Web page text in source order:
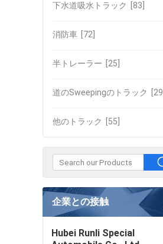
下水道吸水トラック [83]
消防車 [72]
半トレーラー [25]
道のSweepingのトラック [29]
他のトラック [55]
企業との接触
Hubei Runli Special